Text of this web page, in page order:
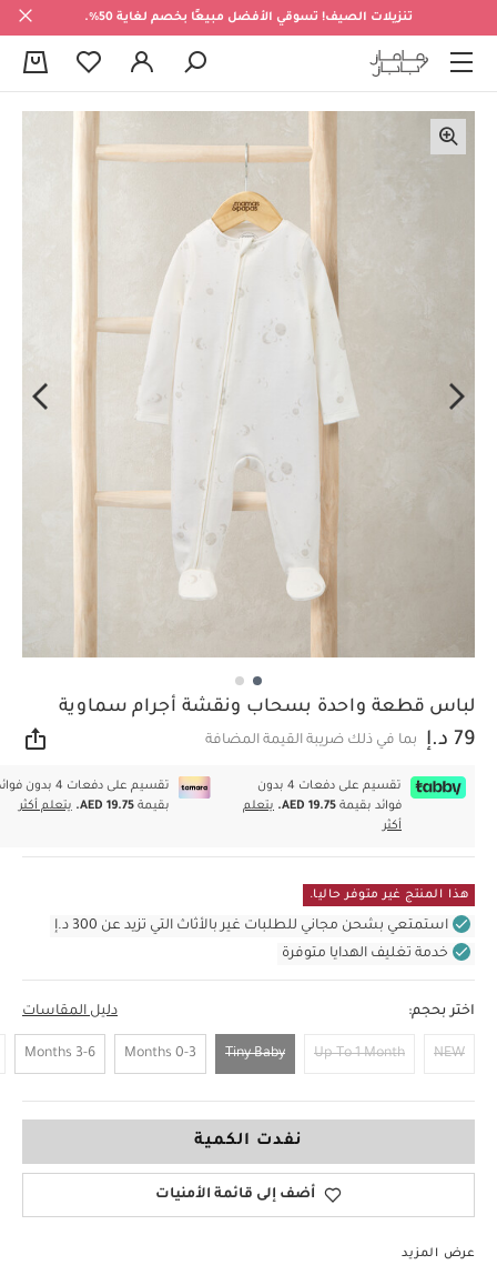
تنزيلات الصيف! تسوقي الأفضل مبيعًا بخصم لغاية 50%.
لباس قطعة واحدة بسحاب ونقشة أجرام سماوية
79 د.إ بما في ذلك ضريبة القيمة المضافة
تقسيم على دفعات 4 بدون
فوائد بقيمة AED 19.75.
يتعلم
أكثر
تقسيم على دفعات 4 بدون
بقيمةAED 19.75. يتعلم أكثر
هذا المنتج غير متوفر حاليا.
استمتعي بشحن مجاني للطلبات غير بالأثاث التي تزيد عن 300 د.إ
خدمة تغليف الهدايا متوفرة
اختر بحجم: دليل المقاسات
NEW
Up To 1 Month
Tiny Baby
0-3 Months
3-6 Months
نفدت الكمية
أضف إلى قائمة الأمنيات
عرض المزيد